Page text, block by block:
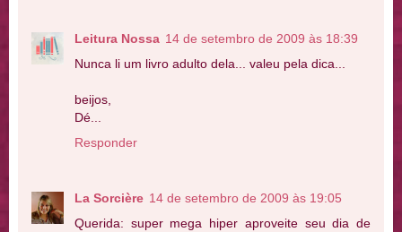
Leitura Nossa 14 de setembro de 2009 às 18:39
Nunca li um livro adulto dela... valeu pela dica...
beijos,
Dé...
Responder
La Sorcière 14 de setembro de 2009 às 19:05
Querida: super mega hiper aproveite seu dia de